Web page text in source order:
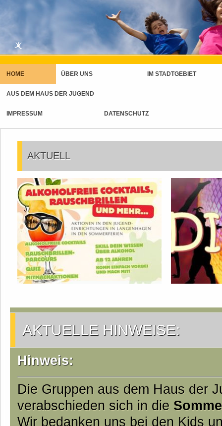
HOME ÜBER UNS IM STADTGEBIET
AUS DEM HAUS DER JUGEND
IMPRESSUM DATENSCHUTZ
AKTUELL
AKTUELLE HINWEISE:
Hinweis:
Die Gruppen aus dem Haus der
verabschieden sich in die
Wir bedanken uns bei den Kids